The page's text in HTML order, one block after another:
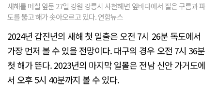
새해를 며칠 앞둔 27일 강원 강릉시 사천해변 앞바다에서 짙은 구름과 파
도를 뚫고 해가 솟아오르고 있다. 연합뉴스
2024년 갑진년의 새해 첫 일출은 오전 7시 26분 독도에서
가장 먼저 볼 수 있을 전망이다. 대구의 경우 오전 7시 36분
첫 해가 뜬다. 2023년의 마지막 일몰은 전남 신안 가거도에
서 오후 5시 40분까지 볼 수 있다.